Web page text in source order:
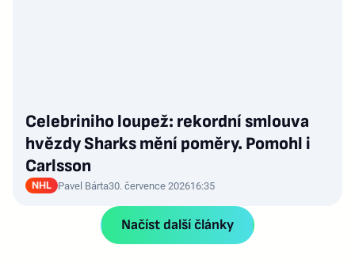
Celebriniho loupež: rekordní smlouva
hvězdy Sharks mění poměry. Pomohl i
Carlsson
NHL Pavel Bárta30. července 202616:35
Načíst další články